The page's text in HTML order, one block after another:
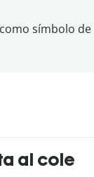
símbolo
al cole